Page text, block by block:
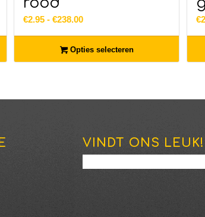
€2.95 - €238.00Prijsklasse:
tot
€238.00
Opties selecteren
€
VINDT ONS LEUK!